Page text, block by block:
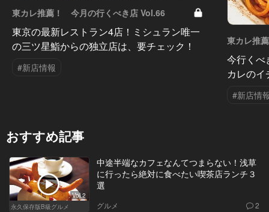
東カレ推薦！ 今月の行くべき店 Vol.66
東京の最新レストラン4店！ミシュラン唯一
の三ツ星鮨からの独立店は、要チェック！
#新店情報
東カレ推
今行くべ
カレの
#新店情
おすすめ記事
Vol.2
永久保存版B級グルメ
中途半端なカフェなんてつまらない！浅草
に行ったら絶対に食べたい喫茶店ランチ３
選
グルメ 2